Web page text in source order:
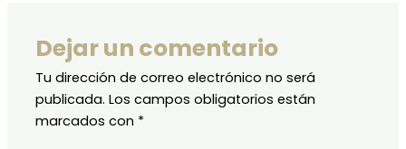
Dejar un comentario
Tu dirección de correo electrónico no será
publicada. Los campos obligatorios están
marcados con *